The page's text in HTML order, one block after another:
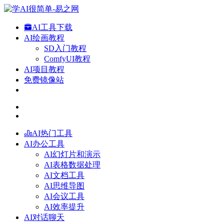
AI工具下载
AI绘画教程
SD入门教程
ComfyUI教程
AI项目教程
免费镜像站
AI热门工具
AI办公工具
AI幻灯片和演示
AI表格数据处理
AI文档工具
AI思维导图
AI会议工具
AI效率提升
AI对话聊天